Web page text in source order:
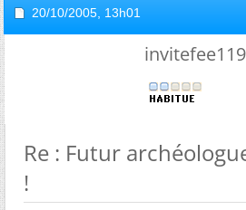
20/10/2005, 13h01
Re : Futur
!